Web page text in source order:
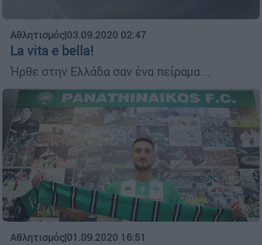
Αθλητισμός|03.09.2020 02:47
La vita e bella!
Ήρθε στην Ελλάδα σαν ένα πείραμα...
Αθλητισμός|01.09.2020 16:51